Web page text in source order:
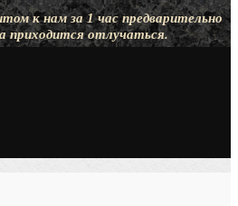
к нам за 1 час предварительно
приходится отлучаться.